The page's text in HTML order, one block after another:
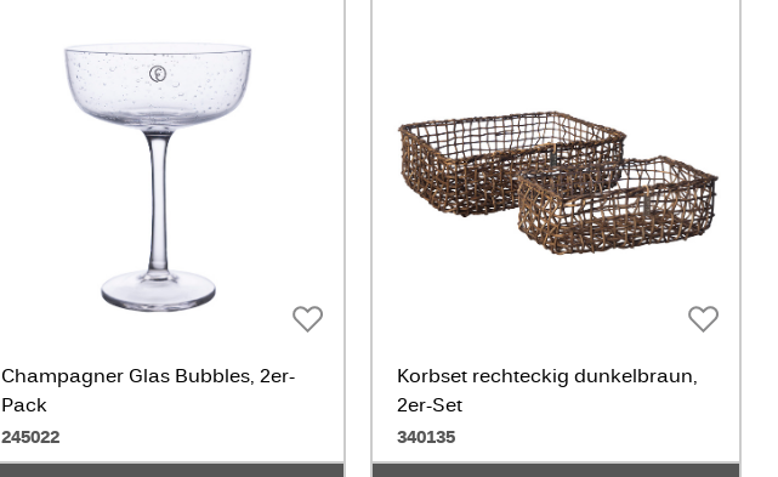
Champagner Glas Bubbles, 2er-
Pack
245022
Korbset rechteckig dunkelbraun,
2er-Set
340135